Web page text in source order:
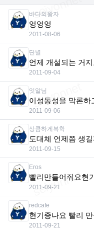
바다의왕자
엉엉엉
2011-08-06
단별
언제 개설되는 거
2011-09-04
잇알님
이성동성을 막론하
2011-09-06
상큼하게복학
도대체 언제쯤 생길
2011-09-15
Eros
빨리만들어줘요현
2011-09-21
redcafe
현기증나요 빨리
2011-09-21